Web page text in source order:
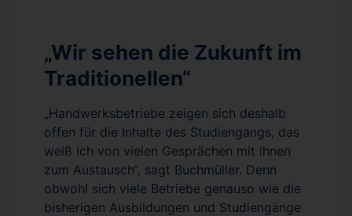
„Wir sehen die Zukunft im
Traditionellen“
„Handwerksbetriebe zeigen sich deshalb
offen für die Inhalte des Studiengangs, das
weiß ich von vielen Gesprächen mit ihnen
zum Austausch“, sagt Buchmüller. Denn
obwohl sich viele Betriebe genauso wie die
bisherigen Ausbildungen und Studiengänge